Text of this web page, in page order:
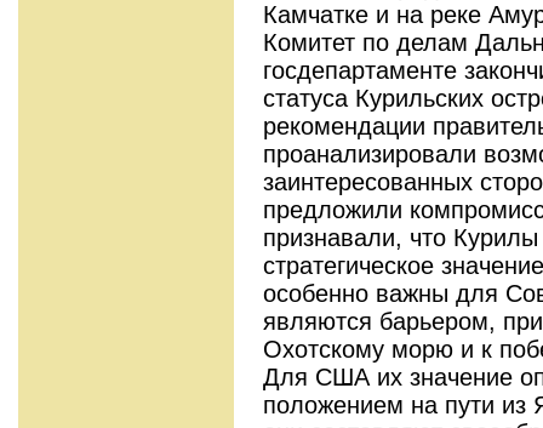
Камчатке и на реке
Комитет по делам
госдепартаменте
статуса Курильских
рекомендации
проанализировали
заинтересованных
предложили
признавали, что
стратегическое
особенно важны для
являются барьером,
Охотскому морю и к
Для США их значение
положением на пути из